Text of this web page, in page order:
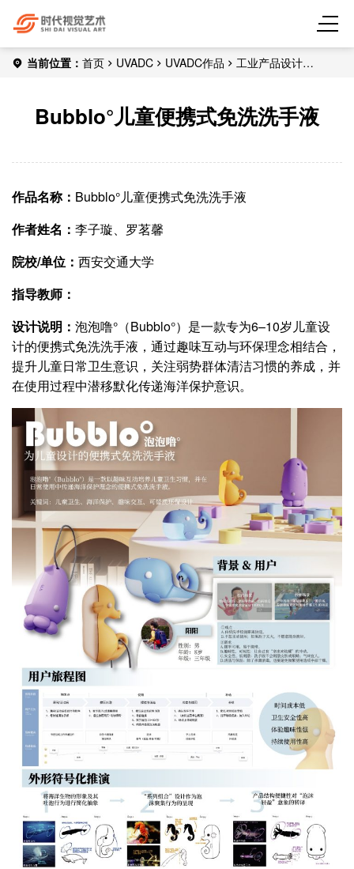
当前位置： 首页 UVADC UVADC作品
工业产品设计
Bubblo°儿童便携式免洗洗手液
作品名称： Bubblo°儿童便携式免洗洗手液
作者姓名： 李子璇、罗茗馨
院校/单位： 西安交通大学
指导教师：
设计说明： 泡泡噜°（Bubblo°）是一款专为6–10岁儿童设
计的便携式免洗洗手液，通过趣味互动与环保理念相结合，
提升儿童日常卫生意识，关注弱势群体清洁习惯的养成，并
在使用过程中潜移默化传递海洋保护意识。